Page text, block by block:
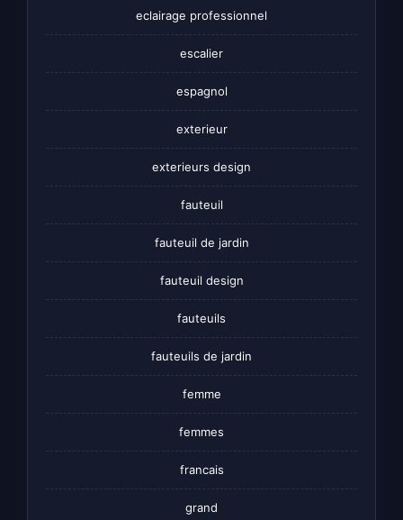
eclairage professionnel
escalier
espagnol
exterieur
exterieurs design
fauteuil
fauteuil de jardin
fauteuil design
fauteuils
fauteuils de jardin
femme
femmes
francais
grand